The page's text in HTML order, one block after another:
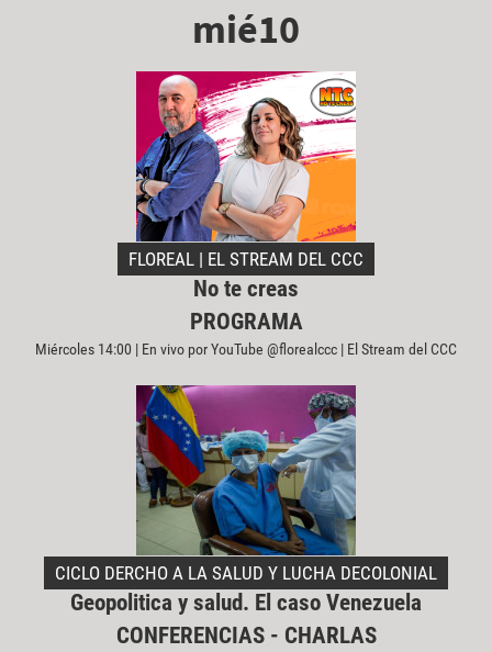
mié10
FLOREAL | EL STREAM DEL CCC
No te creas
PROGRAMA
Miércoles 14:00 | En vivo por YouTube @florealccc | El Stream del CCC
CICLO DERCHO A LA SALUD Y LUCHA DECOLONIAL
Geopolitica y salud. El caso Venezuela
CONFERENCIAS - CHARLAS